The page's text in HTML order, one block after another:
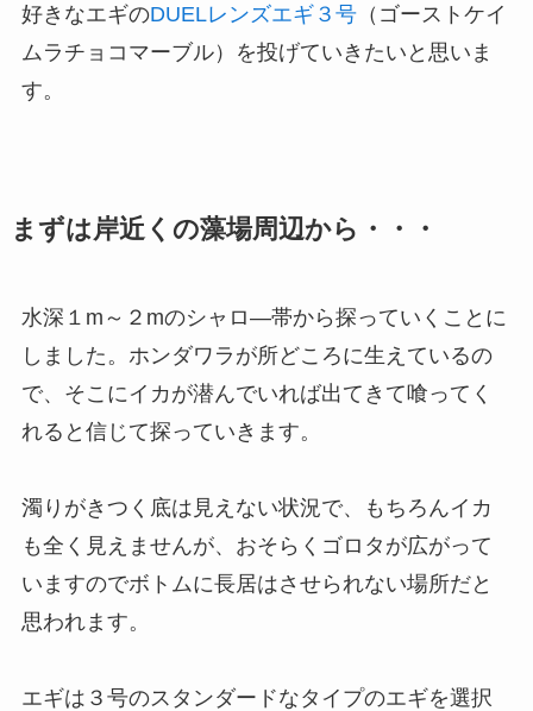
好きなエギのDUELレンズエギ３号（ゴーストケイ
ムラチョコマーブル）を投げていきたいと思いま
す。
まずは岸近くの藻場周辺から・・・
水深１m～２mのシャロ―帯から探っていくことに
しました。ホンダワラが所どころに生えているの
で、そこにイカが潜んでいれば出てきて喰ってく
れると信じて探っていきます。
濁りがきつく底は見えない状況で、もちろんイカ
も全く見えませんが、おそらくゴロタが広がって
いますのでボトムに長居はさせられない場所だと
思われます。
エギは３号のスタンダードなタイプのエギを選択